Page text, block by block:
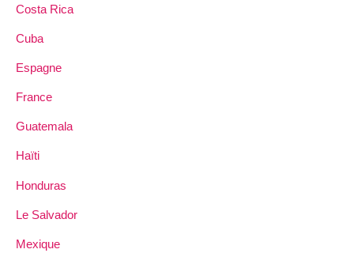
Costa Rica
Cuba
Espagne
France
Guatemala
Haïti
Honduras
Le Salvador
Mexique